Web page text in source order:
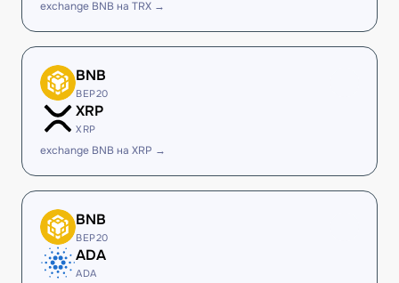
exchange BNB на TRX →
BNB
BEP20
XRP
XRP
exchange BNB на XRP →
BNB
BEP20
ADA
ADA